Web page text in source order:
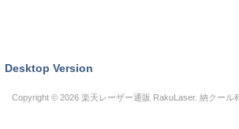
Desktop Version
Copyright © 2026 楽天レーザー通販 RakuLaser. 納クール